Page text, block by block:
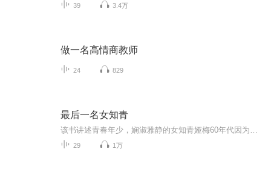
39 3.4万
做一名高情商教师
24 829
最后一名女知青
29 1万